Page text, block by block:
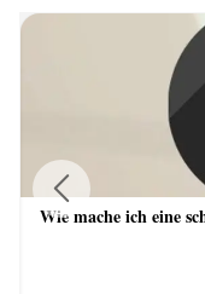
Wie mache ich eine
Previous